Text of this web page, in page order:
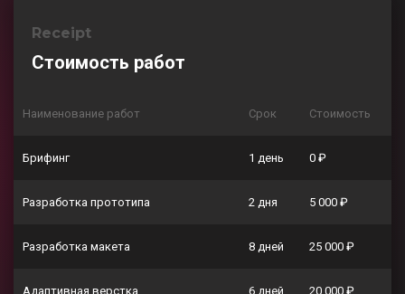
Receipt
Стоимость работ
Наименование работ Срок Стоимость
Брифинг 1 день 0 ₽
Разработка прототипа 2 дня 5 000 ₽
Разработка макета 8 дней 25 000 ₽
Адаптивная верстка 6 дней 20 000 ₽